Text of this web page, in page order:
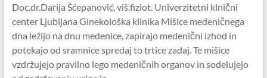
Doc.dr.Darija Šćepanović, viš.fiziot. Univerzitetni klnični
center Ljubljana Ginekološka klinika Mišice medeničnega
dna ležijo na dnu medenice, zapirajo medenični izhod in
potekajo od sramnice spredaj to trtice zadaj. Te mišice
vzdržujejo pravilno lego medeničnih organov in sodelujejo